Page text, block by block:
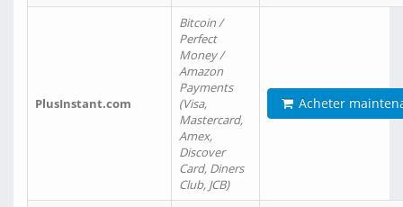
PlusInstant.com
Bitcoin /
Perfect
Money /
Amazon
Payments
(Visa,
Mastercard,
Amex,
Discover
Card, Diners
Club, JCB)
Acheter